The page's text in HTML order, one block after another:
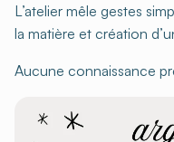
L’atelier mêle gestes
la matière et création
Aucune connaissance